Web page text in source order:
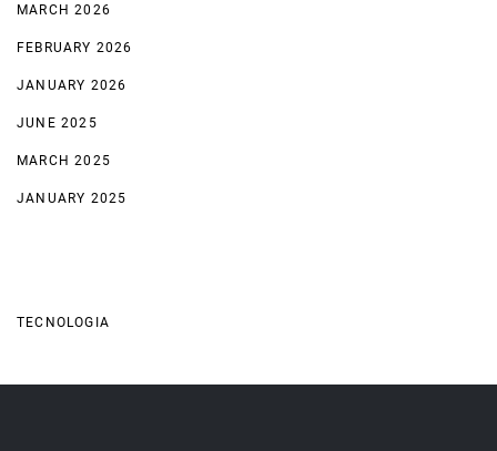
MARCH 2026
FEBRUARY 2026
JANUARY 2026
JUNE 2025
MARCH 2025
JANUARY 2025
TECNOLOGIA